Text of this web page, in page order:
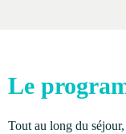
Le
Tout au long du